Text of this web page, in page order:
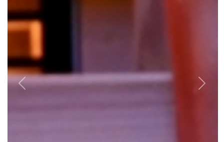
Previous Next